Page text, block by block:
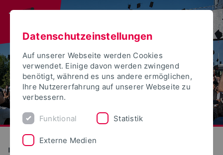
Institute for Life Science Technologies
Datenschutzeinstellungen
Auf unserer Webseite werden Cookies
verwendet. Einige davon werden zwingend
benötigt, während es uns andere ermöglichen,
Ihre Nutzererfahrung auf unserer Webseite zu
verbessern.
Funktional Statistik
Externe Medien